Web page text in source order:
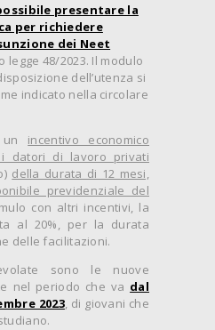
presentare la
per richiedere
dei Neet
48/2023. Il modulo
dell’utenza si
indicato nella circolare
un incentivo economico
datori di lavoro privati
della durata di 12 mesi,
previdenziale del
con altri incentivi, la
al 20%, per la durata
delle facilitazioni.
sono le nuove
nel periodo che va dal
2023, di giovani che